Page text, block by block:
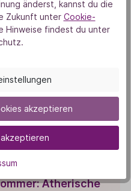
Ätherische
änderst, kannst du die
Zukunft unter Cookie-
Hinweise findest du unter
akzeptieren